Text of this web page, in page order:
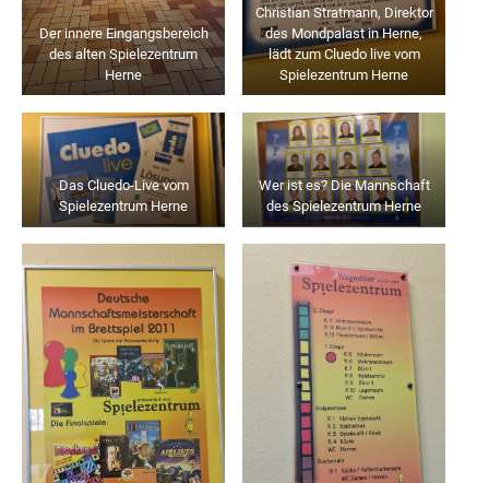
Der innere Eingangsbereich
des alten Spielezentrum
Herne
Christian Stratmann, Direktor
des Mondpalast in Herne,
lädt zum Cluedo live vom
Spielezentrum Herne
Das Cluedo-Live vom
Spielezentrum Herne
Wer ist es? Die Mannschaft
des Spielezentrum Herne